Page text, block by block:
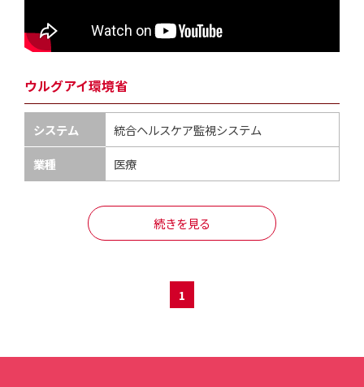
ウルグアイ環境省
システム
統合ヘルスケア監視システム
業種
医療
続きを見る
1